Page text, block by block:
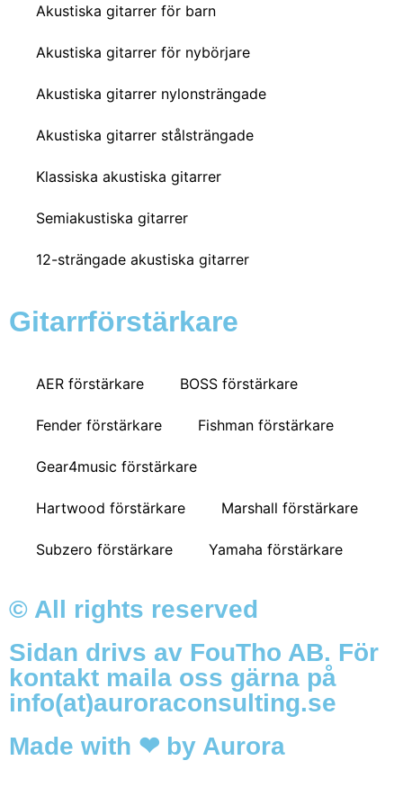
Akustiska gitarrer för barn
Akustiska gitarrer för nybörjare
Akustiska gitarrer nylonsträngade
Akustiska gitarrer stålsträngade
Klassiska akustiska gitarrer
Semiakustiska gitarrer
12-strängade akustiska gitarrer
Gitarrförstärkare
AER förstärkare BOSS förstärkare
Fender förstärkare Fishman förstärkare
Gear4music förstärkare
Hartwood förstärkare Marshall förstärkare
Subzero förstärkare Yamaha förstärkare
© All rights reserved
Sidan drivs av FouTho AB. För
kontakt maila oss gärna på
info(at)auroraconsulting.se
Made with ❤ by Aurora